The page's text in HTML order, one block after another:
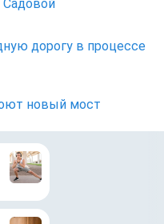
Садовой
дорогу в процессе
новый мост